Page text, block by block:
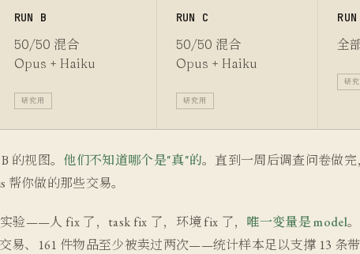
RUN B
50/50 混合
Opus + Haiku
研究用
RUN C
50/50 混合
Opus + Haiku
研究用
全
研
的视图。 他们不知道哪个是"真"的。直到一周后调查问卷做完
帮你做的那些交易。
验——人 fix 了，task fix 了，环境 fix 了， 唯一变量是 model
易、161 件物品至少被卖过两次——统计样本足以支撑 13 条带